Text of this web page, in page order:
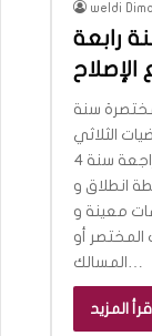
weldi
رابعة
الإصلاح
سنة
تقييم سنة 4 في الرياضيات الثلاثي
الأولرياضيات مع الإصلاح سنة 4 الثلاثي الأول مراجعة سنة 4
انطلاق و
معينة و
أو
المسالك…
أقرأ المزيد